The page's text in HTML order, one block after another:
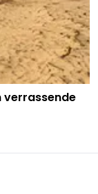
verrassende